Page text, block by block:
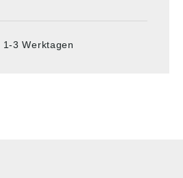
3 Werktagen